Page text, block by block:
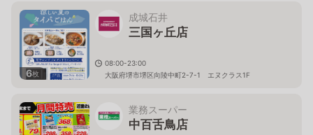
6枚
成城石井
三国ヶ丘店
08:00-23:00
大阪府堺市堺区向陵中町2-7-1 エヌクラス1F
業務スーパー
中百舌鳥店